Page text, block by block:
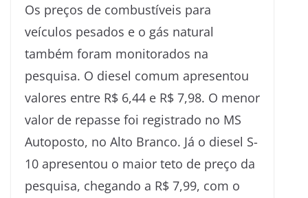
Os preços de combustíveis para
veículos pesados e o gás natural
também foram monitorados na
pesquisa. O diesel comum apresentou
valores entre R$ 6,44 e R$ 7,98. O menor
valor de repasse foi registrado no MS
Autoposto, no Alto Branco. Já o diesel S-
10 apresentou o maior teto de preço da
pesquisa, chegando a R$ 7,99, com o